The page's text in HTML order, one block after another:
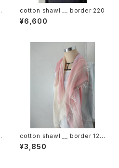
cotton shawl __ border 220
¥6,600
cotton shawl __ border 120
桜花w
¥3,850